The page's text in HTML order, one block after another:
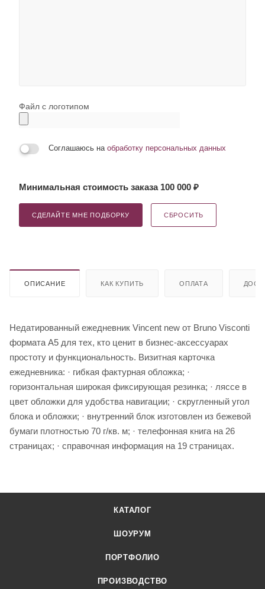
Файл с логотипом
Соглашаюсь на обработку персональных данных
Минимальная стоимость заказа 100 000 ₽
СДЕЛАЙТЕ МНЕ ПОДБОРКУ СБРОСИТЬ
ОПИСАНИЕ КАК КУПИТЬ ОПЛАТА
Недатированный ежедневник Vincent new от Bruno Visconti
формата А5 для тех, кто ценит в бизнес-аксессуарах
простоту и функциональность. Визитная карточка
ежедневника: · гибкая фактурная обложка; ·
горизонтальная широкая фиксирующая резинка; · ляссе в
цвет обложки для удобства навигации; · скругленный угол
блока и обложки; · внутренний блок изготовлен из бежевой
бумаги плотностью 70 г/кв. м; · телефонная книга на 26
страницах; · справочная информация на 19 страницах.
КАТАЛОГ
ШОУРУМ
ПОРТФОЛИО
ПРОИЗВОДСТВО